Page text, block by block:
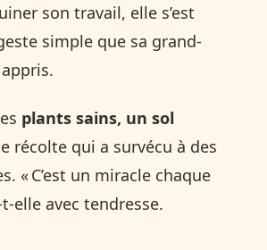
son travail, elle s’est
simple que sa grand-
plants sains, un sol
récolte qui a survécu à des
« C’est un miracle chaque
elle avec tendresse.